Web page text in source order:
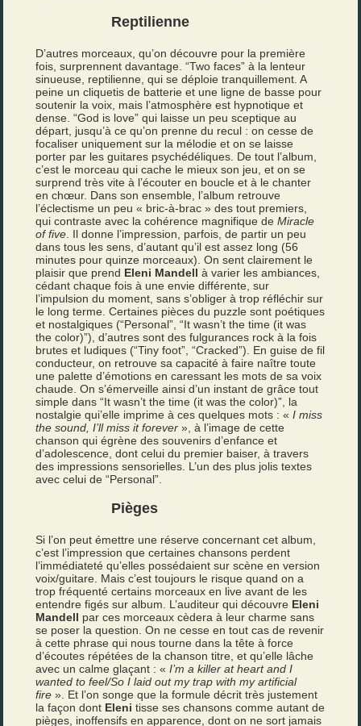
Reptilienne
D’autres morceaux, qu’on découvre pour la première
fois, surprennent davantage. “Two faces” à la lenteur
sinueuse, reptilienne, qui se déploie tranquillement. A
peine un cliquetis de batterie et une ligne de basse pour
soutenir la voix, mais l’atmosphère est hypnotique et
dense. “God is love” qui laisse un peu sceptique au
départ, jusqu’à ce qu’on prenne du recul : on cesse de
focaliser uniquement sur la mélodie et on se laisse
porter par les guitares psychédéliques. De tout l’album,
c’est le morceau qui cache le mieux son jeu, et on se
surprend très vite à l’écouter en boucle et à le chanter
en chœur. Dans son ensemble, l’album retrouve
l’éclectisme un peu « bric-à-brac » des tout premiers,
qui contraste avec la cohérence magnifique deMiracle
of five . Il donne l’impression, parfois, de partir un peu
dans tous les sens, d’autant qu’il est assez long (56
minutes pour quinze morceaux). On sent clairement le
plaisir que prend Eleni Mandell à varier les ambiances,
cédant chaque fois à une envie différente, sur
l’impulsion du moment, sans s’obliger à trop réfléchir sur
le long terme. Certaines pièces du puzzle sont poétiques
et nostalgiques (“Personal”, “It wasn’t the time (it was
the color)”), d’autres sont des fulgurances rock à la fois
brutes et ludiques (“Tiny foot”, “Cracked”). En guise de fil
conducteur, on retrouve sa capacité à faire naître toute
une palette d’émotions en caressant les mots de sa voix
chaude. On s’émerveille ainsi d’un instant de grâce tout
simple dans “It wasn’t the time (it was the color)”, la
nostalgie qui’elle imprime à ces quelques mots : «I miss
the sound, I’ll miss it forever », à l’image de cette
chanson qui égrène des souvenirs d’enfance et
d’adolescence, dont celui du premier baiser, à travers
des impressions sensorielles. L’un des plus jolis textes
avec celui de “Personal”.
Pièges
Si l’on peut émettre une réserve concernant cet album,
c’est l’impression que certaines chansons perdent
l’immédiateté qu’elles possédaient sur scène en version
voix/guitare. Mais c’est toujours le risque quand on a
trop fréquenté certains morceaux en live avant de les
entendre figés sur album. L’auditeur qui découvre Eleni
Mandell par ces morceaux cèdera à leur charme sans
se poser la question. On ne cesse en tout cas de revenir
à cette phrase qui nous tourne dans la tête à force
d’écoutes répétées de la chanson titre, et qu’elle lâche
avec un calme glaçant : «I’m a killer at heart and I
wanted to feel/So I laid out my trap with my artificial
fire ». Et l’on songe que la formule décrit très justement
la façon dont Eleni tisse ses chansons comme autant de
pièges, inoffensifs en apparence, dont on ne sort jamais